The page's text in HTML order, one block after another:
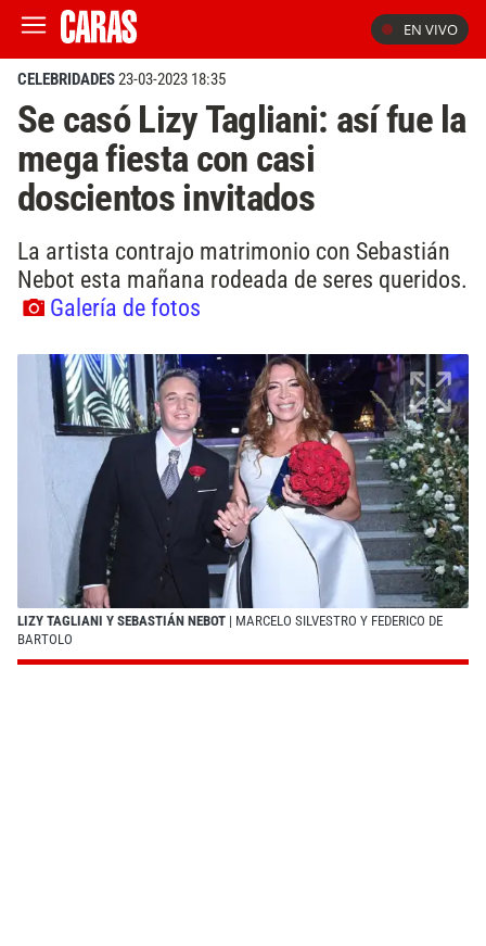
EN VIVO
CELEBRIDADES23-03-2023 18:35
Se casó Lizy Tagliani: así fue la
mega fiesta con casi
doscientos invitados
La artista contrajo matrimonio con Sebastián
Nebot esta mañana rodeada de seres queridos.
Galería de fotos
LIZY TAGLIANI Y SEBASTIÁN NEBOT | MARCELO SILVESTRO Y FEDERICO DE
BARTOLO